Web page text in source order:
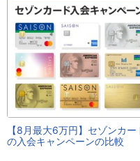
【8月最大6万円】セゾンカー
の入会キャンペーンの比較